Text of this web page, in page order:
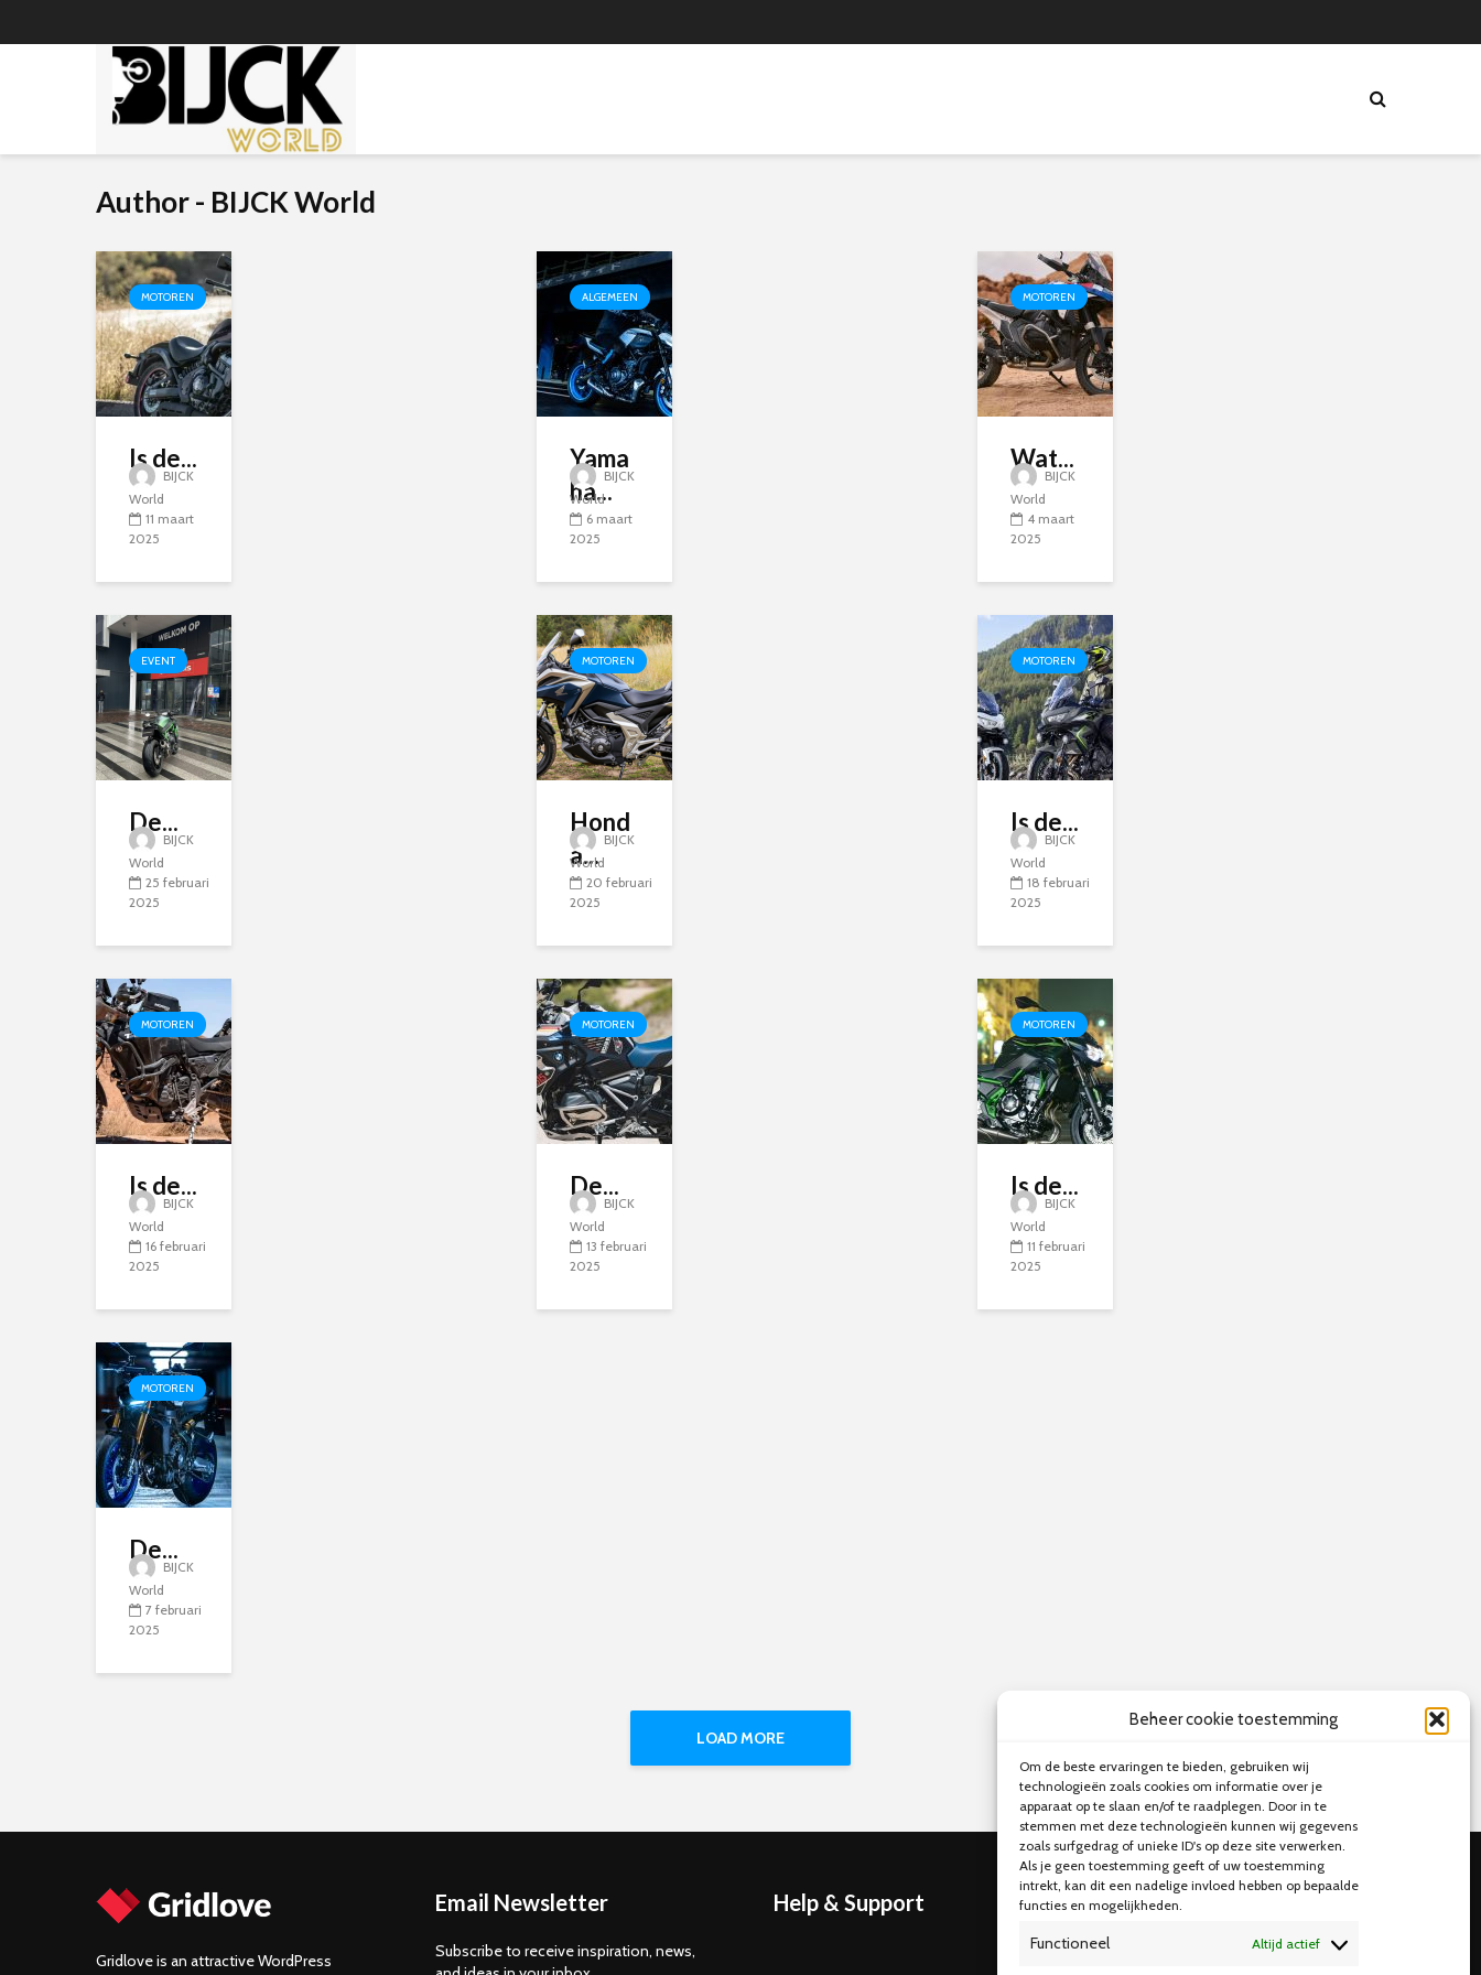
Beheer cookie toestemming
Om de beste ervaringen te bieden, gebruiken wij
technologieën zoals cookies om informatie over je
apparaat op te slaan en/of te raadplegen. Door in te
stemmen met deze technologieën kunnen wij gegevens
zoals surfgedrag of unieke ID's op deze site verwerken.
Als je geen toestemming geeft of uw toestemming
intrekt, kan dit een nadelige invloed hebben op bepaalde
functies en mogelijkheden.
Functioneel Altijd actief
Author - BIJCK World
MOTOREN
Is de...
BIJCK
World
11 maart
2025
ALGEMEEN
Yama
ha...
BIJCK
World
6 maart
2025
MOTOREN
Wat...
BIJCK
World
4 maart
2025
EVENT
De...
BIJCK
World
25 februari
2025
MOTOREN
Hond
a...
BIJCK
World
20 februari
2025
MOTOREN
Is de...
BIJCK
World
18 februari
2025
MOTOREN
Is de...
BIJCK
World
16 februari
2025
MOTOREN
De...
BIJCK
World
13 februari
2025
MOTOREN
Is de...
BIJCK
World
11 februari
2025
MOTOREN
De...
BIJCK
World
7 februari
2025
LOAD MORE
Gridlove is an attractive WordPress
Email Newsletter
Subscribe to receive inspiration, news,
Help & Support